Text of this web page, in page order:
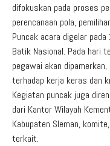
difokuskan pada proses
perencanaan pola,
Puncak acara digelar
Batik Nasional. Pada hari
pegawai akan
terhadap kerja keras dan
Kegiatan puncak juga
dari Kantor Wilayah
Kabupaten Sleman,
terkait.